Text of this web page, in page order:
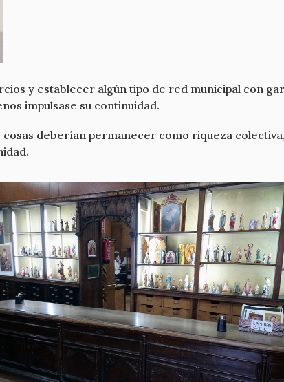
y establecer algún tipo de red municipal con
impulsase su continuidad.
deberían permanecer como riqueza